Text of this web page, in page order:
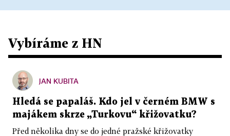
Vybíráme z HN
JAN KUBITA
Hledá se papaláš. Kdo jel v černém BMW s
majákem skrze „Turkovu“ křižovatku?
Před několika dny se do jedné pražské křižovatky